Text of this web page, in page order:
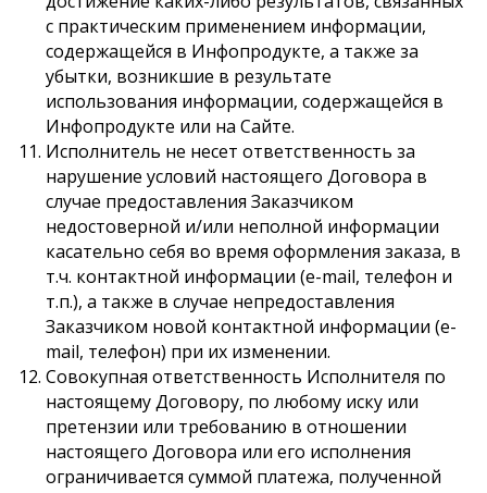
с практическим применением информации,
содержащейся в Инфопродукте, а также за
убытки, возникшие в результате
использования информации, содержащейся в
Инфопродукте или на Сайте.
Исполнитель не несет ответственность за
нарушение условий настоящего Договора в
случае предоставления Заказчиком
недостоверной и/или неполной информации
касательно себя во время оформления заказа, в
т.ч. контактной информации (e-mail, телефон и
т.п.), а также в случае непредоставления
Заказчиком новой контактной информации (e-
mail, телефон) при их изменении.
Совокупная ответственность Исполнителя по
настоящему Договору, по любому иску или
претензии или требованию в отношении
настоящего Договора или его исполнения
ограничивается суммой платежа, полученной